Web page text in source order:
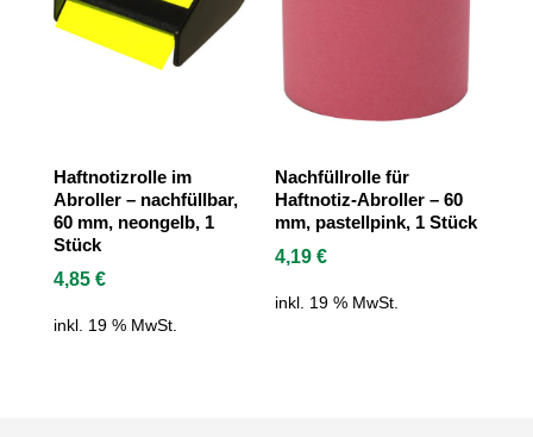
Haftnotizrolle im
Abroller – nachfüllbar,
60 mm, neongelb, 1
Stück
4,85 €
inkl. 19 % MwSt.
Nachfüllrolle für
Haftnotiz-Abroller – 60
mm, pastellpink, 1 Stück
4,19€
inkl. 19 % MwSt.